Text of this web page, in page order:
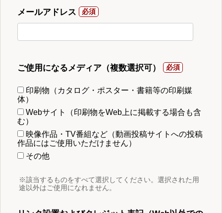
メールアドレス
ご使用になるメディア（複数選択可）
印刷物（カタログ・ポスター・書籍等の印刷媒
体）
Webサイト（印刷物をWeb上に掲載する場合も含
む）
映像作品・TV番組など（動画投稿サイトへの投稿
作品にはご使用いただけません）
その他
※該当するものをすべて選択してください。選択された用
途以外はご使用になれません。